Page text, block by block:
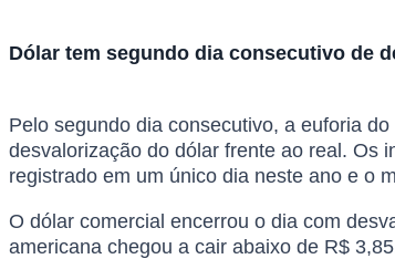
Dólar tem segundo dia consecutivo de
Pelo segundo dia consecutivo, a euforia
desvalorização do dólar frente ao real. Os
registrado em um único dia neste ano e o
O dólar comercial encerrou o dia com
americana chegou a cair abaixo de R$